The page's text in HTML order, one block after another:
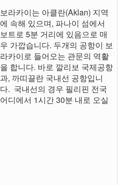
보라카이는 아클란(Aklan) 지역
에 속해 있으며, 파나이 섬에서
보트로 5분 거리에 있음으로 매
우 가깝습니다. 두개의 공항이 보
라카이로 들어오는 관문의 역활
을 합니다. 바로 깔리보 국제공항
과, 까띠끌란 국내선 공항입니
다. 국내선의 경우 필리핀 전국
어디에서 1시간 30분 내로 오실